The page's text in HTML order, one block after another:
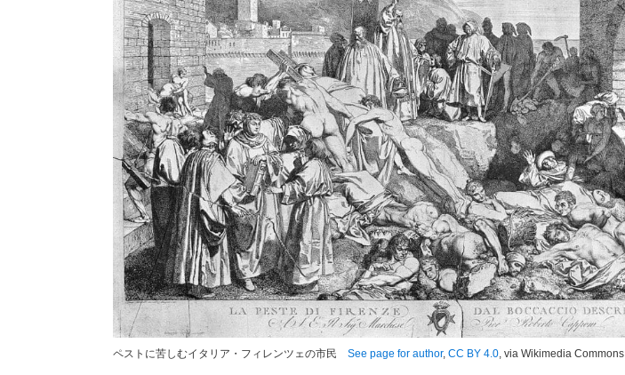
ペストに苦しむイタリア・フィレンツェの市民 See page for author, CC BY 4.0, via Wikimedia Commons